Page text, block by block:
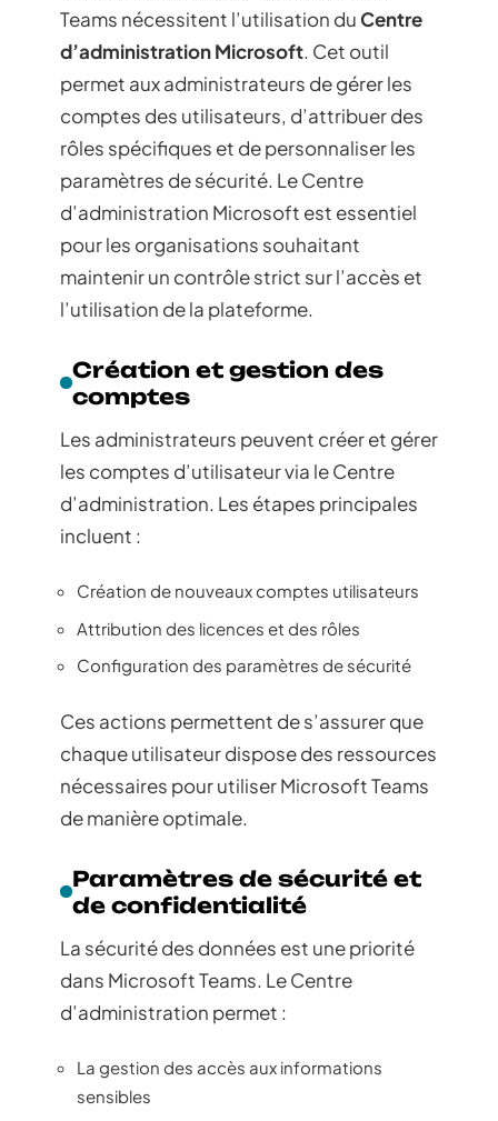
Teams nécessitent l’utilisation duCentre
d’administration Microsoft. Cet outil
permet aux administrateurs de gérer les
comptes des utilisateurs, d’attribuer des
rôles spécifiques et de personnaliser les
paramètres de sécurité. Le Centre
d’administration Microsoft est essentiel
pour les organisations souhaitant
maintenir un contrôle strict sur l’accès et
l’utilisation de la plateforme.
Création et gestion des
comptes
Les administrateurs peuvent créer et gérer
les comptes d’utilisateur via le Centre
d’administration. Les étapes principales
incluent :
Création de nouveaux comptes utilisateurs
Attribution des licences et des rôles
Configuration des paramètres de sécurité
Ces actions permettent de s’assurer que
chaque utilisateur dispose des ressources
nécessaires pour utiliser Microsoft Teams
de manière optimale.
Paramètres de sécurité et
de confidentialité
La sécurité des données est une priorité
dans Microsoft Teams. Le Centre
d’administration permet :
La gestion des accès aux informations
sensibles